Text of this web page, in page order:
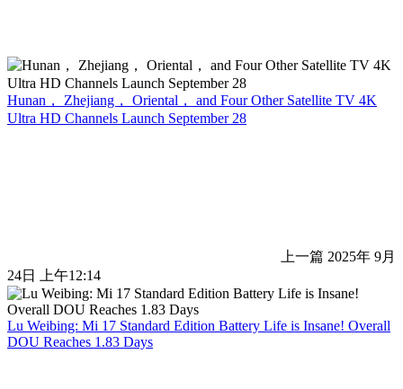
Hunan， Zhejiang， Oriental， and Four Other Satellite TV 4K
Ultra HD Channels Launch September 28
上一篇 2025年 9月
24日 上午12:14
Lu Weibing: Mi 17 Standard Edition Battery Life is Insane! Overall
DOU Reaches 1.83 Days